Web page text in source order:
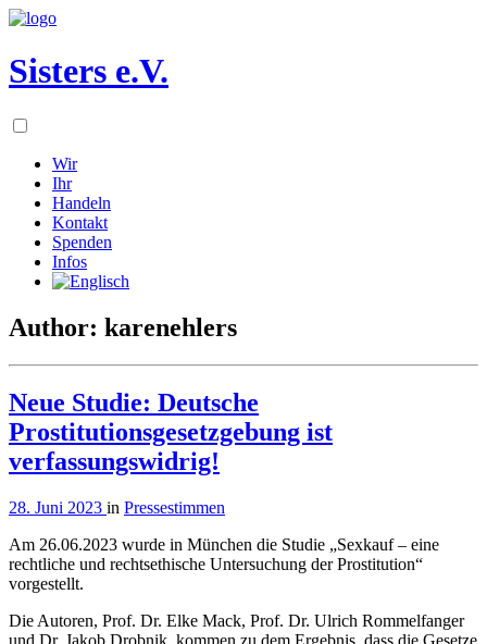
Sisters e.V.
Wir
Ihr
Handeln
Kontakt
Spenden
Infos
Author: karenehlers
Neue Studie: Deutsche
Prostitutionsgesetzgebung ist
verfassungswidrig!
28. Juni 2023 in Pressestimmen
Am 26.06.2023 wurde in München die Studie „Sexkauf – eine
rechtliche und rechtsethische Untersuchung der Prostitution“
vorgestellt.
Die Autoren, Prof. Dr. Elke Mack, Prof. Dr. Ulrich Rommelfanger
und Dr. Jakob Drobnik, kommen zu dem Ergebnis, dass die Gesetze